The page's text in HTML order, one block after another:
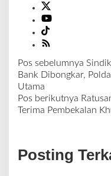
N
a
v
i
s
i
Pos sebelumnya
Bank Dibongkar,
Utama
Pos berikutnya
Terima Pembekalan
Posting